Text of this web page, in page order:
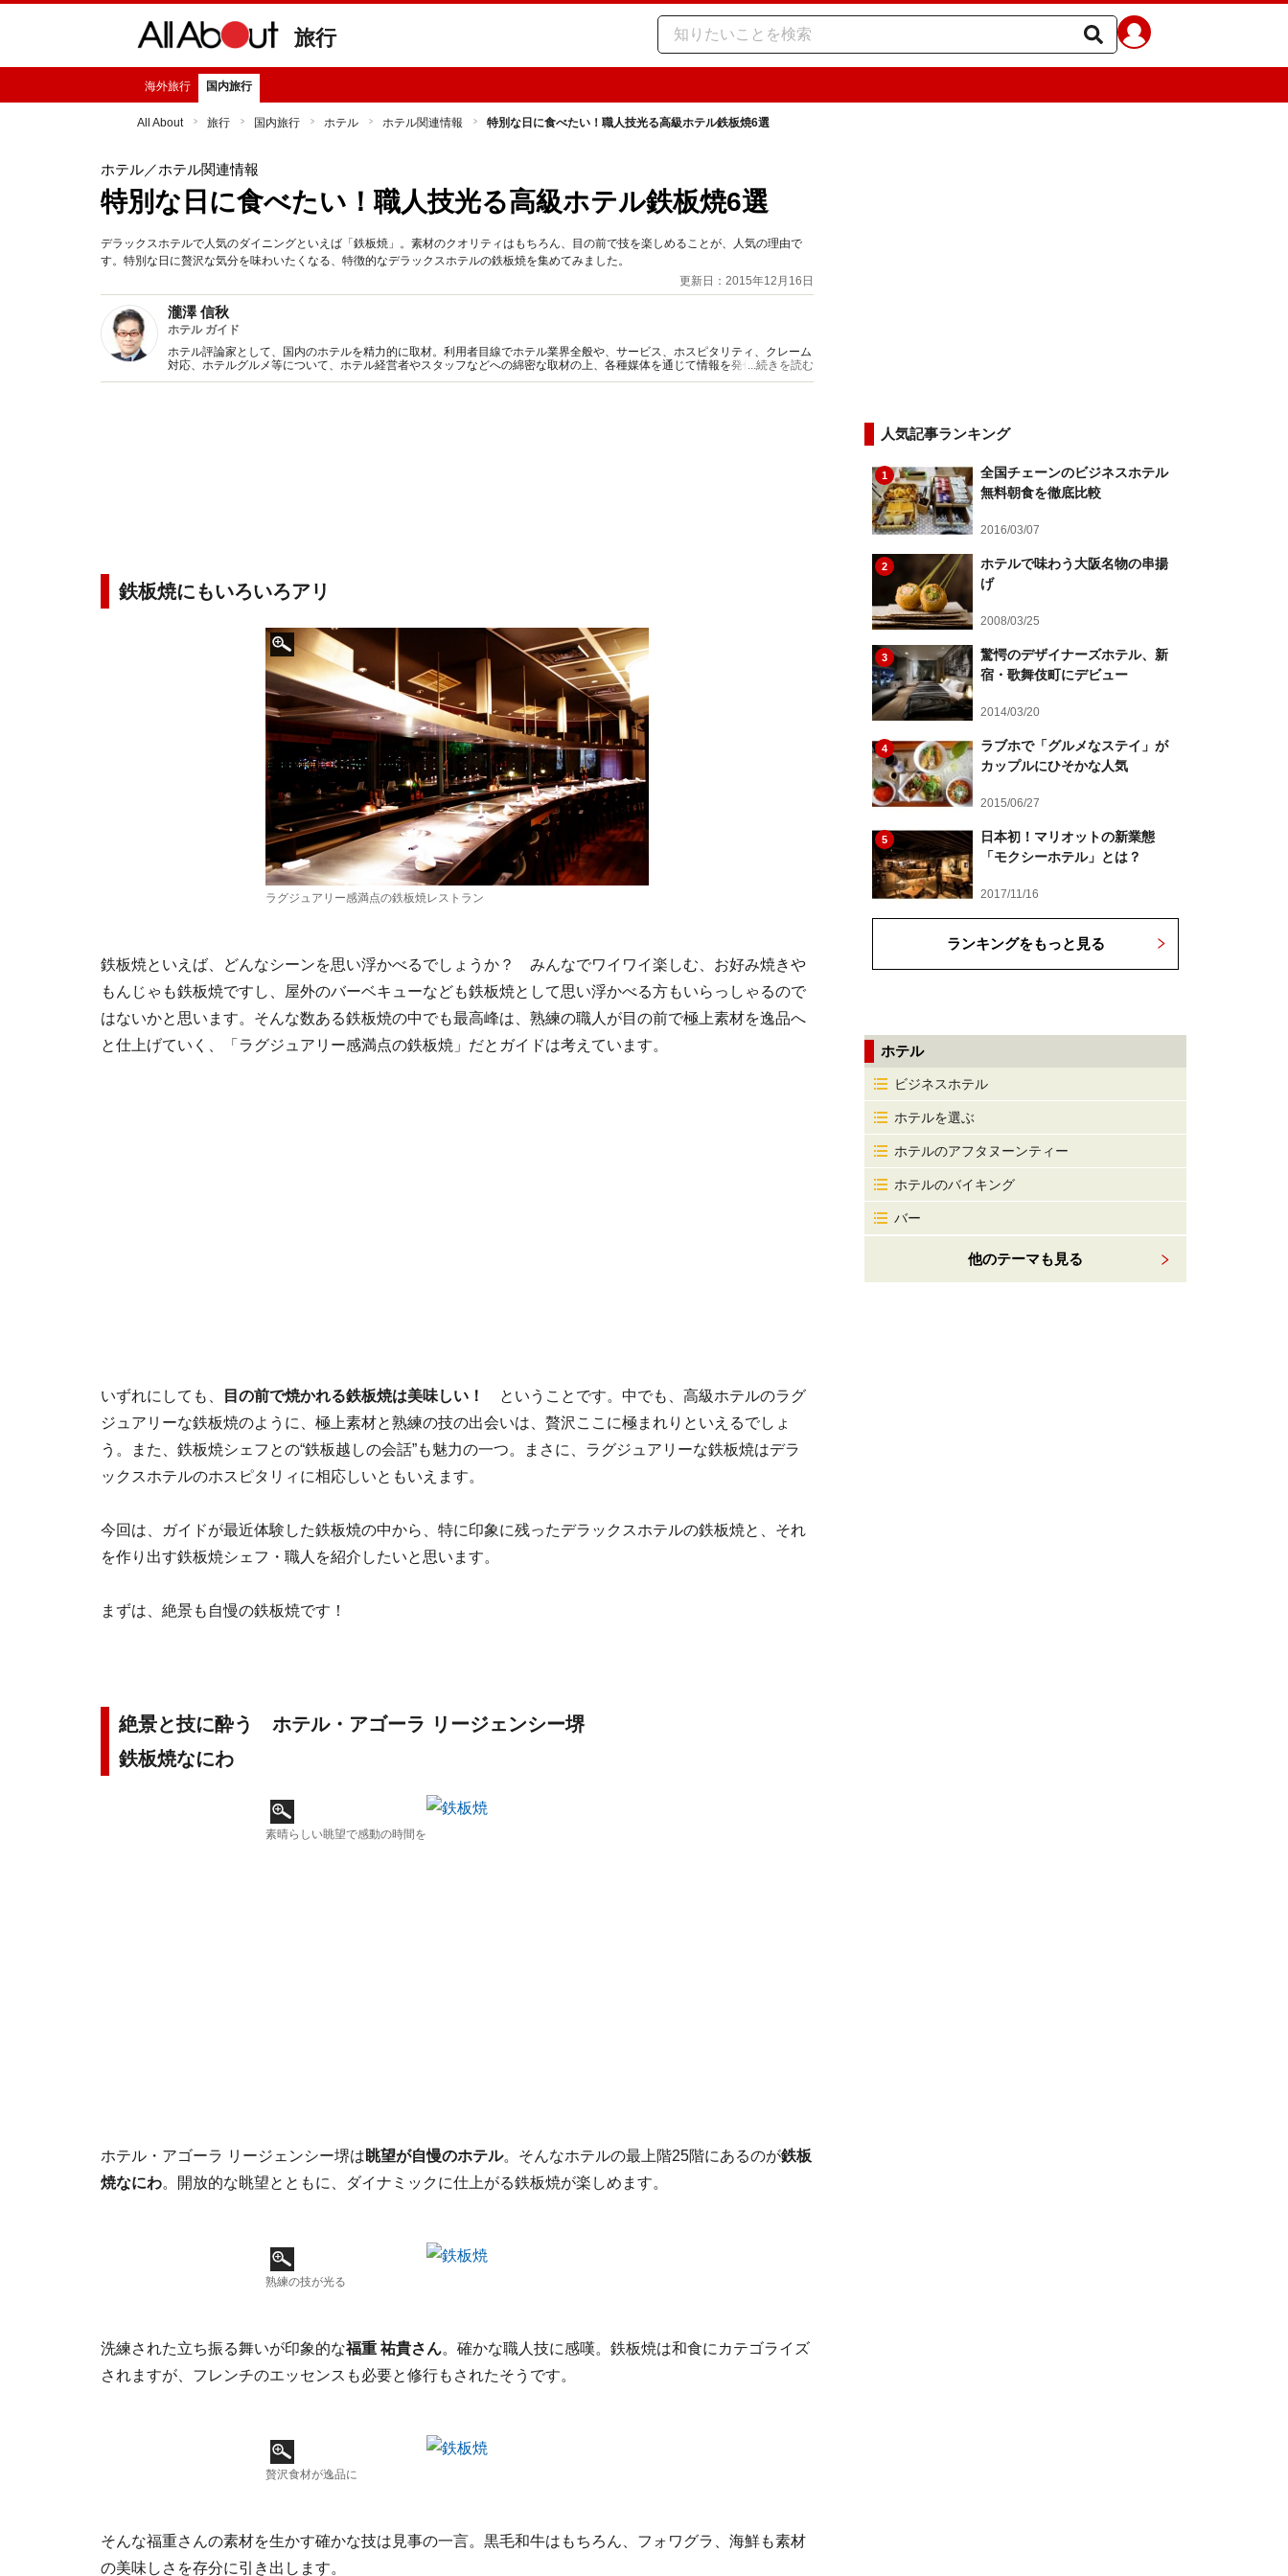
旅行
海外旅行 国内旅行
All About 旅行 国内旅行 ホテル ホテル関連情報 特別な日に食べたい！職人技光る高級ホテル鉄板焼6選
ホテル／ホテル関連情報
特別な日に食べたい！職人技光る高級ホテル鉄板焼6選
デラックスホテルで人気のダイニングといえば「鉄板焼」。素材のクオリティはもちろん、目の前で技を楽しめることが、人気の理由で
す。特別な日に贅沢な気分を味わいたくなる、特徴的なデラックスホテルの鉄板焼を集めてみました。
更新日：2015年12月16日
瀧澤 信秋
ホテル ガイド
ホテル評論家として、国内のホテルを精力的に取材。利用者目線でホテル業界全般や、サービス、ホスピタリティ、クレーム
対応、ホテルグルメ等について、ホテル経営者やスタッフなどへの綿密な取材の上、各種媒体を通じて情報を発信している。
また、旅行作家として、ホテルや旅のエッセイなど多数発表、ファンも多い。
...続きを読む
鉄板焼にもいろいろアリ
ラグジュアリー感満点の鉄板焼レストラン
鉄板焼といえば、どんなシーンを思い浮かべるでしょうか？ みんなでワイワイ楽しむ、お好み焼きや
もんじゃも鉄板焼ですし、屋外のバーベキューなども鉄板焼として思い浮かべる方もいらっしゃるので
はないかと思います。そんな数ある鉄板焼の中でも最高峰は、熟練の職人が目の前で極上素材を逸品へ
と仕上げていく、「ラグジュアリー感満点の鉄板焼」だとガイドは考えています。
いずれにしても、 目の前で焼かれる鉄板焼は美味しい！
ということです。中でも、高級ホテルのラグ
ジュアリーな鉄板焼のように、極上素材と熟練の技の出会いは、贅沢ここに極まれりといえるでしょ
う。また、鉄板焼シェフとの“鉄板越しの会話”も魅力の一つ。まさに、ラグジュアリーな鉄板焼はデラ
ックスホテルのホスピタリィに相応しいともいえます。
今回は、ガイドが最近体験した鉄板焼の中から、特に印象に残ったデラックスホテルの鉄板焼と、それ
を作り出す鉄板焼シェフ・職人を紹介したいと思います。
まずは、絶景も自慢の鉄板焼です！
絶景と技に酔う ホテル・アゴーラ リージェンシー堺
鉄板焼なにわ
素晴らしい眺望で感動の時間を
ホテル・アゴーラ リージェンシー堺は眺望が自慢のホテル。そんなホテルの最上階25階にあるのが鉄板
焼なにわ。開放的な眺望とともに、ダイナミックに仕上がる鉄板焼が楽しめます。
熟練の技が光る
洗練された立ち振る舞いが印象的な福重 祐貴さん。確かな職人技に感嘆。鉄板焼は和食にカテゴライズ
されますが、フレンチのエッセンスも必要と修行もされたそうです。
贅沢食材が逸品に
そんな福重さんの素材を生かす確かな技は見事の一言。黒毛和牛はもちろん、フォワグラ、海鮮も素材
の美味しさを存分に引き出します。
人気記事ランキング
1
全国チェーンのビジネスホテル
無料朝食を徹底比較
2016/03/07
2
ホテルで味わう大阪名物の串揚
げ
2008/03/25
3
驚愕のデザイナーズホテル、新
宿・歌舞伎町にデビュー
2014/03/20
4
ラブホで「グルメなステイ」が
カップルにひそかな人気
2015/06/27
5
日本初！マリオットの新業態
「モクシーホテル」とは？
2017/11/16
ランキングをもっと見る
ホテル
ビジネスホテル
ホテルを選ぶ
ホテルのアフタヌーンティー
ホテルのバイキング
バー
他のテーマも見る